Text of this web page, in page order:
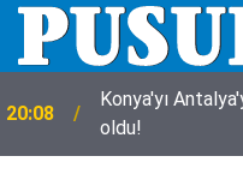
20:08
Konya'yı
oldu!